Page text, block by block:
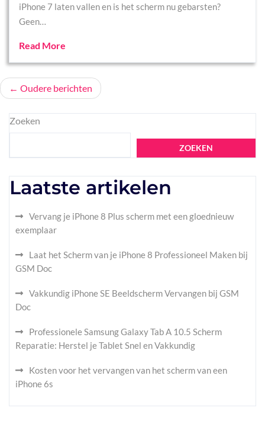
iPhone 7 laten vallen en is het scherm nu gebarsten?
Geen…
Read More
Berichtennavigatie
Oudere berichten
Zoeken
ZOEKEN
Laatste artikelen
Vervang je iPhone 8 Plus scherm met een gloednieuw
exemplaar
Laat het Scherm van je iPhone 8 Professioneel Maken bij
GSM Doc
Vakkundig iPhone SE Beeldscherm Vervangen bij GSM
Doc
Professionele Samsung Galaxy Tab A 10.5 Scherm
Reparatie: Herstel je Tablet Snel en Vakkundig
Kosten voor het vervangen van het scherm van een
iPhone 6s